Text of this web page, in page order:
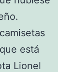
está
Lionel